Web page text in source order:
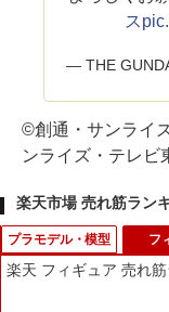
ス
— THE
©創通・サンライ
ンライズ・テレビ
楽天市場 売れ筋ラン
プラモデル・模型 フ
楽天 フィギュア 売れ